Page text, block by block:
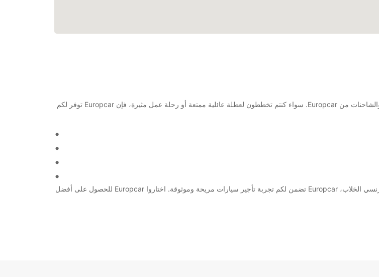
اكتشفوا جمال مدينة كان الرائعة في فرنسا بسهولة وراحة مع خدمة تأجير السيارات والشاحنات من Europcar. سواء كنتم تخططون لعطلة عائلية ممتعة أو رحلة عمل مثيرة، فإن Europcar توفر لكم
سواء كنتم ترغبون بجولة سياحية في شوارع المدينة الجميلة، أو برحلة إلى الريف الفرنسي الخلاب، Europcar تضمن لكم تجربة تأجير سيارات مريحة وموثوقة. اختاروا Europcar للحصول على أفضل